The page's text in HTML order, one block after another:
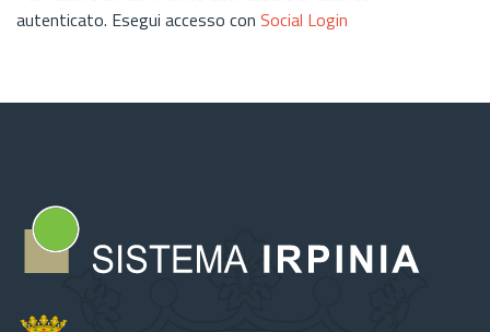
autenticato. Esegui accesso con Social Login